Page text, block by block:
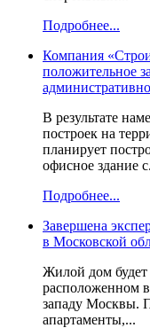
Подробнее...
Компания
положительное
В результате
построек на
планирует
офисное здание
Подробнее...
Завершена
в Московской
Жилой дом будет
расположенном
западу Москвы.
апартаменты,...